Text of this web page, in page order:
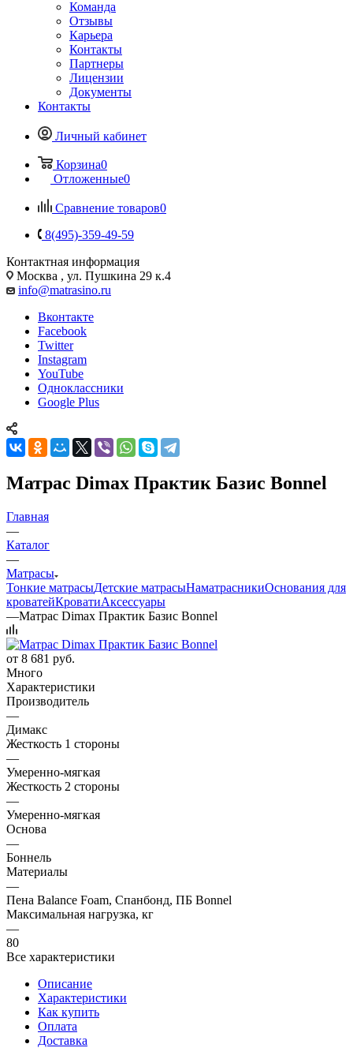
Команда
Отзывы
Карьера
Контакты
Партнеры
Лицензии
Документы
Контакты
Личный кабинет
Корзина0
Отложенные0
Сравнение товаров0
8(495)-359-49-59
Контактная информация
Москва , ул. Пушкина 29 к.4
info@matrasino.ru
Вконтакте
Facebook
Twitter
Instagram
YouTube
Одноклассники
Google Plus
Матрас Dimax Практик Базис Bonnel
Главная
—
Каталог
—
Матрасы
Тонкие матрасыДетские матрасыНаматрасникиОснования для
кроватейКроватиАксессуары
—Матрас Dimax Практик Базис Bonnel
от 8 681 руб.
Много
Характеристики
Производитель
—
Димакс
Жесткость 1 стороны
—
Умеренно-мягкая
Жесткость 2 стороны
—
Умеренно-мягкая
Основа
—
Боннель
Материалы
—
Пена Balance Foam, Спанбонд, ПБ Bonnel
Максимальная нагрузка, кг
—
80
Все характеристики
Описание
Характеристики
Как купить
Оплата
Доставка